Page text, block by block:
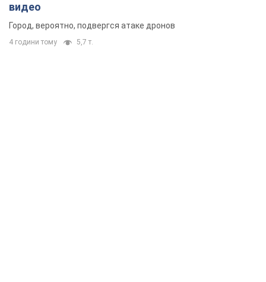
видео
Город, вероятно, подвергся атаке дронов
4 години тому 5,7 т.